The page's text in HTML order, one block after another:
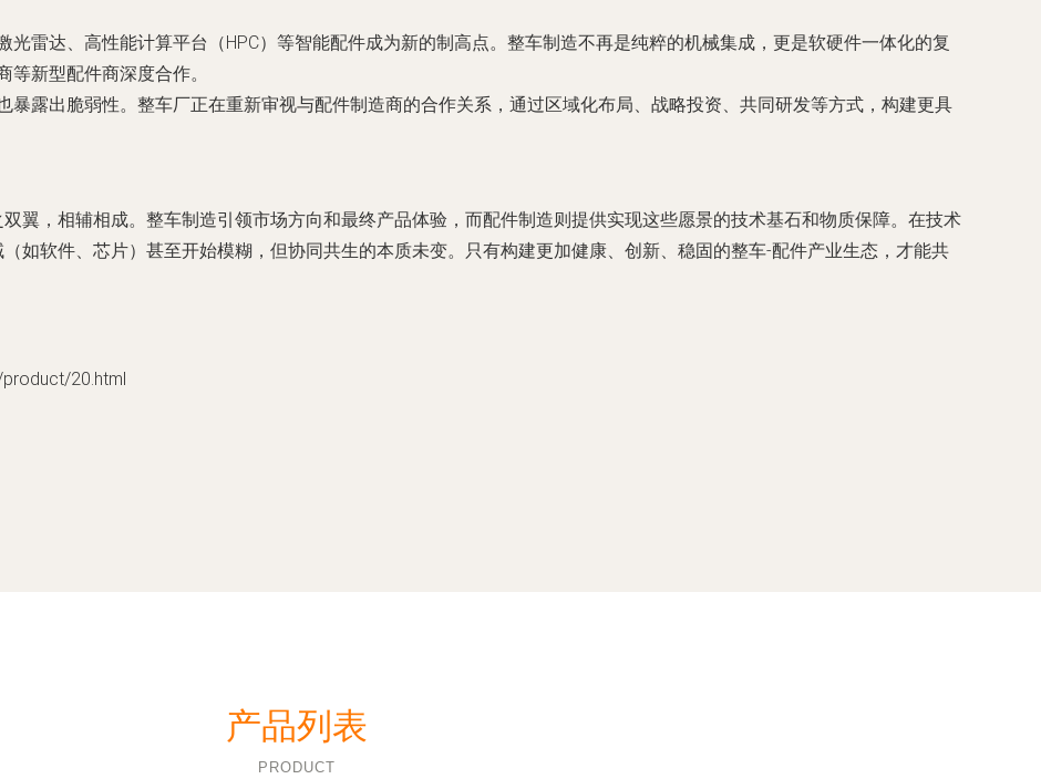
光雷达、高性能计算平台（HPC）等智能配件成为新的制高点。整车制造不再是纯粹的机械集成，更是软硬件一体化的复
新型配件商深度合作。
暴露出脆弱性。整车厂正在重新审视与配件制造商的合作关系，通过区域化布局、战略投资、共同研发等方式，构建更具
翼，相辅相成。整车制造引领市场方向和最终产品体验，而配件制造则提供实现这些愿景的技术基石和物质保障。在技术
如软件、芯片）甚至开始模糊，但协同共生的本质未变。只有构建更加健康、创新、稳固的整车-配件产业生态，才能共
20.html
产品列表
PRODUCT